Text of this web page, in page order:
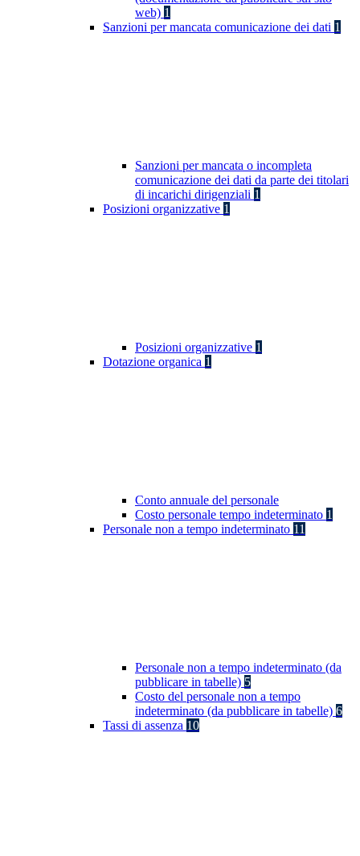
web) 1
Sanzioni per mancata comunicazione dei dati 1
Sanzioni per mancata o incompleta
comunicazione dei dati da parte dei titolari
di incarichi dirigenziali 1
Posizioni organizzative 1
Posizioni organizzative 1
Dotazione organica 1
Conto annuale del personale
Costo personale tempo indeterminato 1
Personale non a tempo indeterminato 11
Personale non a tempo indeterminato (da
pubblicare in tabelle) 5
Costo del personale non a tempo
indeterminato (da pubblicare in tabelle) 6
Tassi di assenza 10